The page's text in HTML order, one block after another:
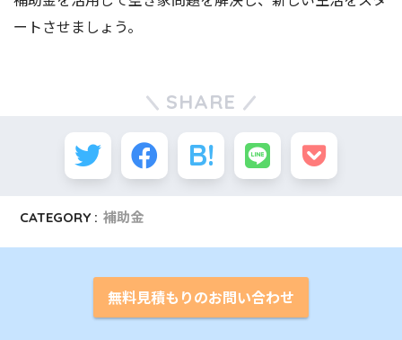
ートさせましょう。
SHARE
CATEGORY : 補助金
無料見積もりのお問い合わせ